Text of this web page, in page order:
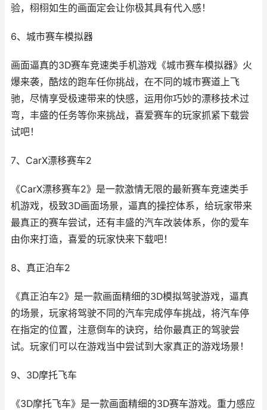
验，栩栩如生的画面定会让你极其具有代入感！
6、城市赛车模拟器
画面逼真的3D赛车竞速类手机游戏《城市赛车模拟器》火
爆来袭，酷炫的跑车任你挑战，在不同的城市赛道上飞
驰，尽情享受极速带来的快感，运用你巧妙的漂移技术过
弯，丰盛的任务等你来挑战，喜爱赛车的玩家抓紧下载尝
试吧！
7、CarX漂移赛车2
《CarX漂移赛车2》是一款激情无限的最新赛车竞速类手
机游戏，极致3D画面场景，逼真的操控体系，给玩家带来
最真正的赛车尝试，还有丰盛的汽车改装体系，你的爱车
由你来打造，喜爱的玩家快来下载吧！
8、真正泊车2
《真正泊车2》是一款画面精细的3D模拟驾驶游戏，逼真
的场景，玩家将驾驶不同的汽车完成停车挑战，将汽车停
在指定的位置，注意倒车的诀窍，给你最真正的驾驶尝
试。玩家们可以在游戏当中尝试到大家真正的游戏场景！
9、3D摩托飞车
《3D摩托飞车》是一款画面精细的3D赛车游戏。重力感应